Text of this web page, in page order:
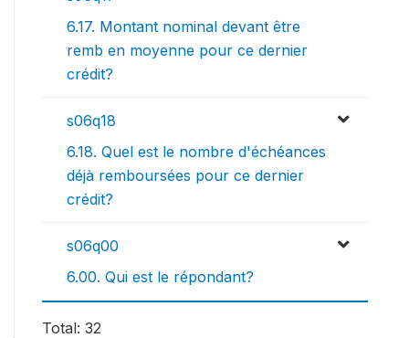
6.17. Montant nominal devant être
remb en moyenne pour ce dernier
crédit?
s06q18
6.18. Quel est le nombre d'échéances
déjà remboursées pour ce dernier
crédit?
s06q00
6.00. Qui est le répondant?
Total: 32